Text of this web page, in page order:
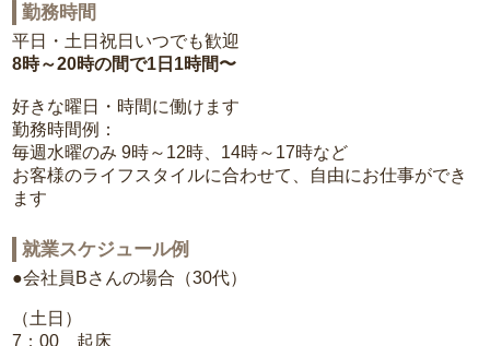
勤務時間
平日・土日祝日いつでも歓迎
8時～20時の間で1日1時間〜
好きな曜日・時間に働けます
勤務時間例：
毎週水曜のみ 9時～12時、14時～17時など
お客様のライフスタイルに合わせて、自由にお仕事ができ
ます
就業スケジュール例
●会社員Bさんの場合（30代）
（土日）
7：00 起床